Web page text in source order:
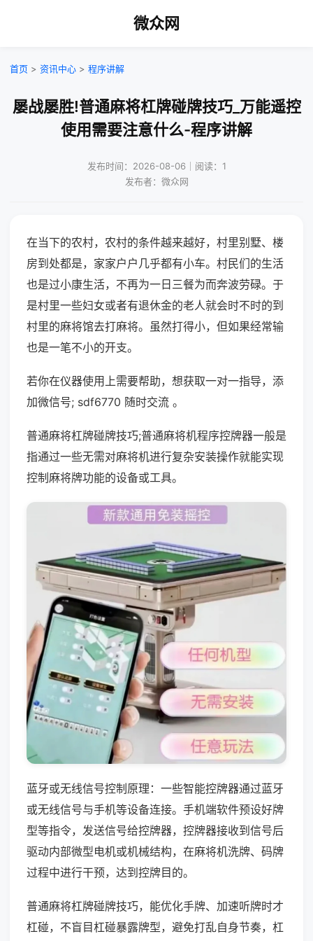
微众网
首页 > 资讯中心 > 程序讲解
屡战屡胜!普通麻将杠牌碰牌技巧_万能遥控
使用需要注意什么-程序讲解
发布时间：2026-08-06｜阅读：1
发布者：微众网
在当下的农村，农村的条件越来越好，村里别墅、楼
房到处都是，家家户户几乎都有小车。村民们的生活
也是过小康生活，不再为一日三餐为而奔波劳碌。于
是村里一些妇女或者有退休金的老人就会时不时的到
村里的麻将馆去打麻将。虽然打得小，但如果经常输
也是一笔不小的开支。
若你在仪器使用上需要帮助，想获取一对一指导，添
加微信号; sdf6770 随时交流 。
普通麻将杠牌碰牌技巧;普通麻将机程序控牌器一般是
指通过一些无需对麻将机进行复杂安装操作就能实现
控制麻将牌功能的设备或工具。
蓝牙或无线信号控制原理：一些智能控牌器通过蓝牙
或无线信号与手机等设备连接。手机端软件预设好牌
型等指令，发送信号给控牌器，控牌器接收到信号后
驱动内部微型电机或机械结构，在麻将机洗牌、码牌
过程中进行干预，达到控牌目的。
普通麻将杠牌碰牌技巧，能优化手牌、加速听牌时才
杠碰，不盲目杠碰暴露牌型，避免打乱自身节奏，杠